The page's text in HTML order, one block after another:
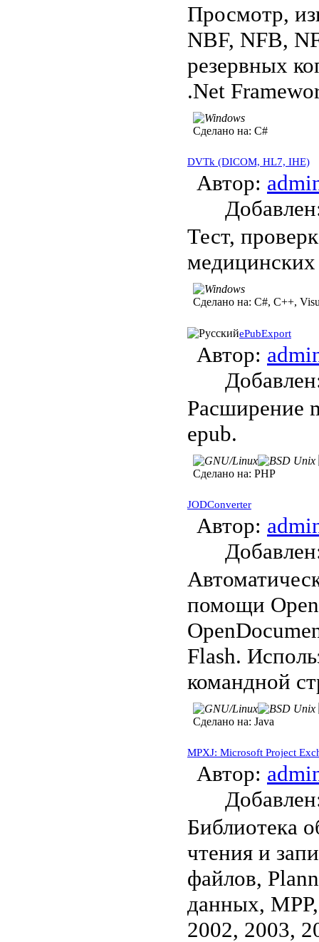
Просмотр,
NBF, NFB,
резервных
.Net
Сделано на: C#
DVTk (DICOM, HL7, IHE)
Автор:
Тест,
Сделано на: C#, C++,
ePubExport
Автор:
Расширение
epub.
Сделано на: PHP
JODConverter
Автор:
помощи
Flash.
командной
Сделано на: Java
MPXJ: Microsoft Project
Автор:
Библиотека
чтения и
файлов,
данных,
2002, 2003,